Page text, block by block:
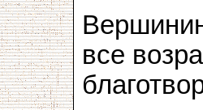
все